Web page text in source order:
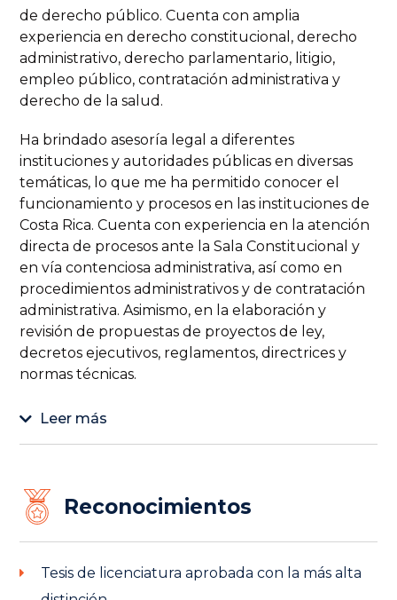
de derecho público. Cuenta con amplia
experiencia en derecho constitucional, derecho
administrativo, derecho parlamentario, litigio,
empleo público, contratación administrativa y
derecho de la salud.
Ha brindado asesoría legal a diferentes
instituciones y autoridades públicas en diversas
temáticas, lo que me ha permitido conocer el
funcionamiento y procesos en las instituciones de
Costa Rica. Cuenta con experiencia en la atención
directa de procesos ante la Sala Constitucional y
en vía contenciosa administrativa, así como en
procedimientos administrativos y de contratación
administrativa. Asimismo, en la elaboración y
revisión de propuestas de proyectos de ley,
decretos ejecutivos, reglamentos, directrices y
normas técnicas.
Leer más
Reconocimientos
Tesis de licenciatura aprobada con la más alta